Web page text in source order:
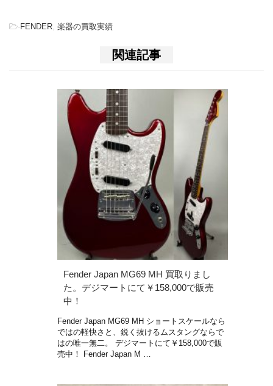
-FENDER 楽器の買取実績
関連記事
Fender Japan MG69 MH 買取りまし
た。デジマートにて￥158,000で販売
中！
Fender Japan MG69 MH ショートスケールなら
ではの軽快さと、鋭く抜けるムスタングならで
はの唯一無二。 デジマートにて￥158,000で販
売中！ Fender Japan M …